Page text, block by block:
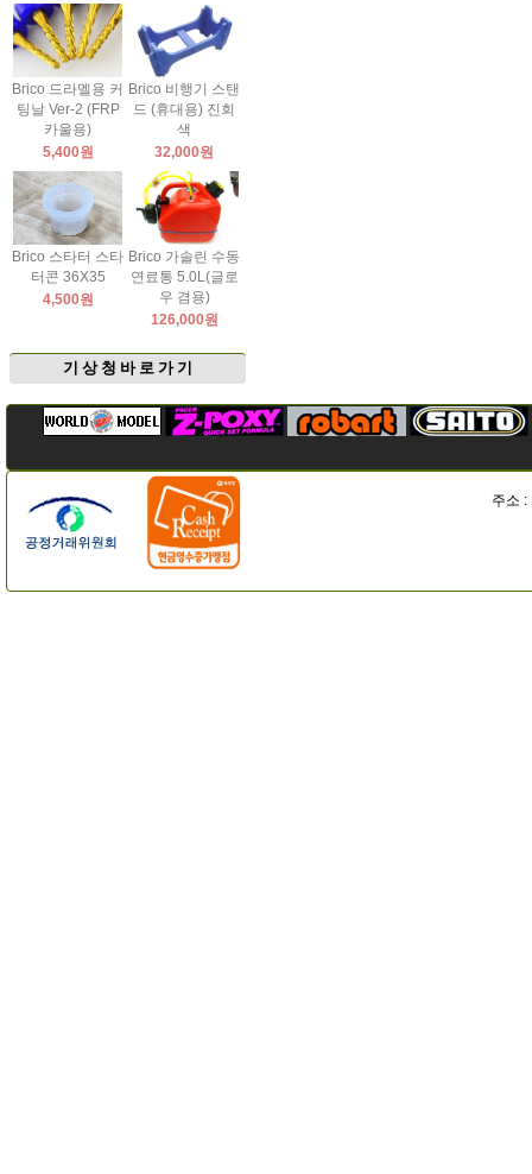
Brico 드라멜용 커
팅날 Ver-2 (FRP
카울용)
5,400원
Brico 비행기 스탠
드 (휴대용) 진회
색
32,000원
Brico 스타터 스타
터콘 36X35
4,500원
Brico 가솔린 수동
연료통 5.0L(글로
우 겸용)
126,000원
기 상 청 바 로 가 기
주소